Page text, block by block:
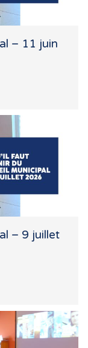
– 11 juin
– 9 juillet